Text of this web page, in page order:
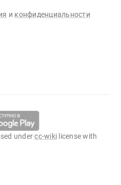
и конфиденциальности
undercc-wiki license with